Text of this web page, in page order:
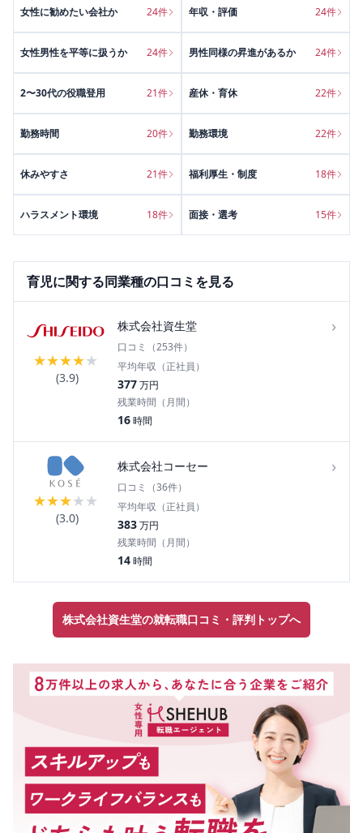
女性に勧めたい会社か 24件 年収・評価 24件
女性男性を平等に扱うか 24件 男性同様の昇進があるか 24件
2〜30代の役職登用 21件 産休・育休 22件
勤務時間 20件 勤務環境 22件
休みやすさ 21件 福利厚生・制度 18件
ハラスメント環境 18件 面接・選考 15件
育児に関する同業種の口コミを見る
★★★★★
(3.9)
株式会社資生堂 ›
口コミ（253件）
平均年収（正社員）
377万円
残業時間（月間）
16時間
★★★★★
(3.0)
株式会社コーセー ›
口コミ（36件）
平均年収（正社員）
383万円
残業時間（月間）
14時間
株式会社資生堂の就転職口コミ・評判トップへ